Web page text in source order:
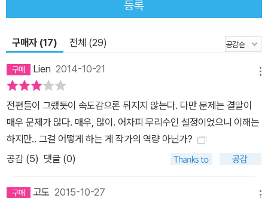
까지 영향을 미치면 자기폭풍이나 통신장애를 유발하고, 극지방에 오
발생하여 지구에 직접적인 영향을 미치면 오존층이 파괴되고 자외선
이 직접적으로 내리쬐면서 인간은 물론 모든 생물이 까맣게 타버리고
마는 것이다. 소설에서 생생하게 그려내는 재난의 양상과 연결점을
찾아 읽어나가다 보면 더욱 짜릿한 스릴을 만끽할 수 있을 것이다. 마
지막까지 예측할 수 없는 잘 짜인 이야기 구조 독자를 꼼짝없이 붙들
어놓는 강력한 서스펜스를 확인하라. -퍼블리셔스 위클리 이 시리즈
리즈를 발표하며 베스트셀러를 기록해온 작가다. 마침내 이 소설로
등록
구매자 (17) 전체 (29)
Lien 2014-10-21
전편들이 그랬듯이 속도감으론 뒤지지 않는다. 다만 문제는 결말이
매우 문제가 많다. 매우, 많이. 어차피 무리수인 설정이었으니 이해는
하지만.. 그걸 어떻게 하는 게 작가의 역량 아닌가?
공감 (5) 댓글 (0)
고도 2015-10-27